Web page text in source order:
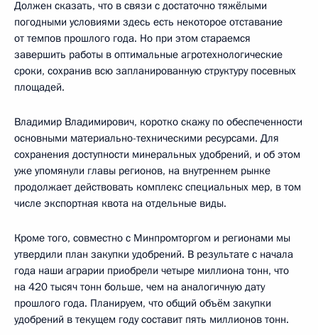
Должен сказать, что в связи с достаточно тяжёлыми
погодными условиями здесь есть некоторое отставание
от темпов прошлого года. Но при этом стараемся
завершить работы в оптимальные агротехнологические
сроки, сохранив всю запланированную структуру посевных
площадей.
Владимир Владимирович, коротко скажу по обеспеченности
основными материально-техническими ресурсами. Для
сохранения доступности минеральных удобрений, и об этом
уже упомянули главы регионов, на внутреннем рынке
продолжает действовать комплекс специальных мер, в том
числе экспортная квота на отдельные виды.
Кроме того, совместно с Минпромторгом и регионами мы
утвердили план закупки удобрений. В результате с начала
года наши аграрии приобрели четыре миллиона тонн, что
на 420 тысяч тонн больше, чем на аналогичную дату
прошлого года. Планируем, что общий объём закупки
удобрений в текущем году составит пять миллионов тонн.